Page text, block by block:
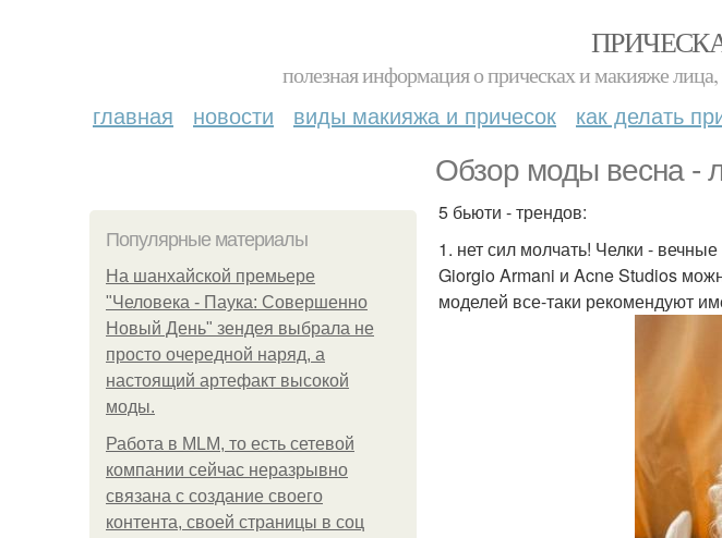
полезная информация о прическах и макияже
главная новости виды макияжа и причесок как делать
Обзор моды весна -
Популярные материалы
На шанхайской премьере
"Человека - Паука: Совершенно
Новый День" зендея выбрала не
просто очередной наряд, а
настоящий артефакт высокой
моды.
Работа в MLM, то есть сетевой
компании сейчас неразрывно
связана с создание своего
контента, своей страницы в соц
5 бьюти - трендов:
1. нет сил молчать! Челки -
Giorgio Armani и Acne Studios
моделей все-таки рекомендуют